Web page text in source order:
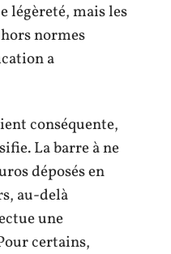
légèreté, mais les
normes
a
conséquente,
La barre à ne
déposés en
au-delà
une
certains,